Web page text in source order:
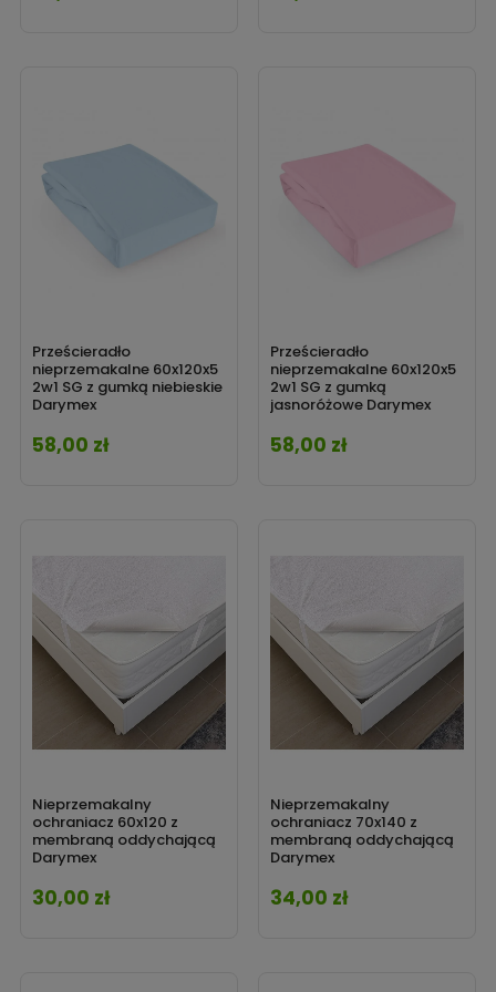
Prześcieradło
nieprzemakalne 60x120x5
2w1 SG z gumką niebieskie
Darymex
Cena
58,00 zł
Prześcieradło
nieprzemakalne 60x120x5
2w1 SG z gumką
jasnoróżowe Darymex
Cena
58,00 zł
Nieprzemakalny
ochraniacz 60x120 z
membraną oddychającą
Darymex
Cena
30,00 zł
Nieprzemakalny
ochraniacz 70x140 z
membraną oddychającą
Darymex
Cena
34,00 zł